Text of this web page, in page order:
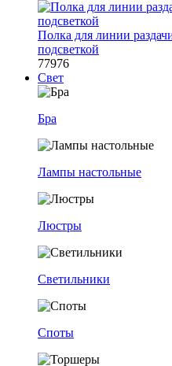
Полка для линии
подсветкой
77976
Свет
Бра
Лампы настольные
Люстры
Светильники
Споты